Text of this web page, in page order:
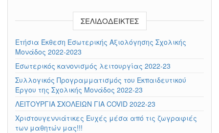
ΣΕΛΙΔΟΔΕΊΚΤΕΣ
Ετήσια Έκθεση Εσωτερικής Αξιολόγησης Σχολικής
Μονάδος 2022-2023
Εσωτερικός κανονισμός λειτουργίας 2022-23
Συλλογικός Προγραμματισμός του Εκπαιδευτικού
Έργου της Σχολικής Μονάδος 2022-23
ΛΕΙΤΟΥΡΓΙΑ ΣΧΟΛΕΙΩΝ ΓΙΑ COVID 2022-23
Χριστουγεννιάτικες Ευχές μέσα από τις ζωγραφιές
των μαθητών μας!!!